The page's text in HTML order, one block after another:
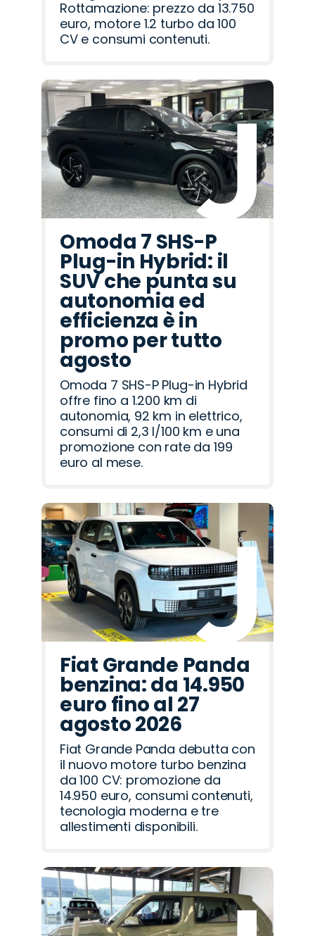
Rottamazione: prezzo da 13.750
euro, motore 1.2 turbo da 100
CV e consumi contenuti.
Omoda 7 SHS-P
Plug-in Hybrid: il
SUV che punta su
autonomia ed
efficienza è in
promo per tutto
agosto
Omoda 7 SHS-P Plug-in Hybrid
offre fino a 1.200 km di
autonomia, 92 km in elettrico,
consumi di 2,3 l/100 km e una
promozione con rate da 199
euro al mese.
Fiat Grande Panda
benzina: da 14.950
euro fino al 27
agosto 2026
Fiat Grande Panda debutta con
il nuovo motore turbo benzina
da 100 CV: promozione da
14.950 euro, consumi contenuti,
tecnologia moderna e tre
allestimenti disponibili.